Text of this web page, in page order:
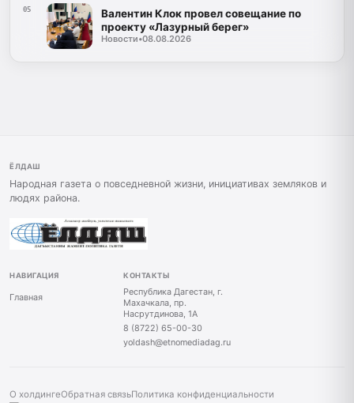
05
Валентин Клок провел совещание по
проекту «Лазурный берег»
Новости•08.08.2026
ЁЛДАШ
Народная газета о повседневной жизни, инициативах земляков и
людях района.
НАВИГАЦИЯ
Главная
КОНТАКТЫ
Республика Дагестан, г.
Махачкала, пр.
Насрутдинова, 1А
8 (8722) 65-00-30
yoldash@etnomediadag.ru
О холдингеОбратная связьПолитика конфиденциальности